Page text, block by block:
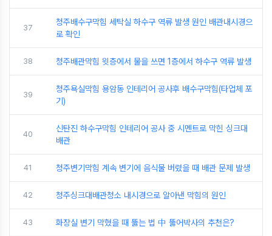
37
청주배수구막힘 세탁실 하수구 역류 발생 원인 배관내시경으
로 확인
38 청주배관막힘 윗층에서 물을 쓰면 1층에서 하수구 역류 발생
39
청주욕실막힘 용암동 인테리어 공사후 배수구막힘(타업체 포
기)
40
신탄진 하수구막힘 인테리어 공사 중 시멘트로 막힌 싱크대
배관
41 청주변기막힘 계속 변기에 음식물 버렸을 때 배관 문제 발생
42 청주싱크대배관청소 내시경으로 알아낸 막힘의 원인
43 화장실 변기 막혔을 때 뚫는 법 中 뚫어박사의 추천은?